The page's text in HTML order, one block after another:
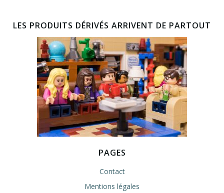
LES PRODUITS DÉRIVÉS ARRIVENT DE PARTOUT
PAGES
Contact
Mentions légales